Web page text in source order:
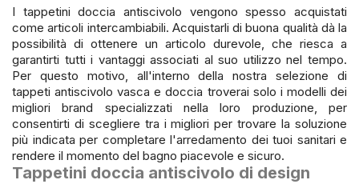
I tappetini doccia antiscivolo vengono spesso acquistati
come articoli intercambiabili. Acquistarli di buona qualità dà la
possibilità di ottenere un articolo durevole, che riesca a
garantirti tutti i vantaggi associati al suo utilizzo nel tempo.
Per questo motivo, all'interno della nostra selezione di
tappeti antiscivolo vasca e doccia troverai solo i modelli dei
migliori brand specializzati nella loro produzione, per
consentirti di scegliere tra i migliori per trovare la soluzione
più indicata per completare l'arredamento dei tuoi sanitari e
rendere il momento del bagno piacevole e sicuro.
Tappetini doccia antiscivolo di design